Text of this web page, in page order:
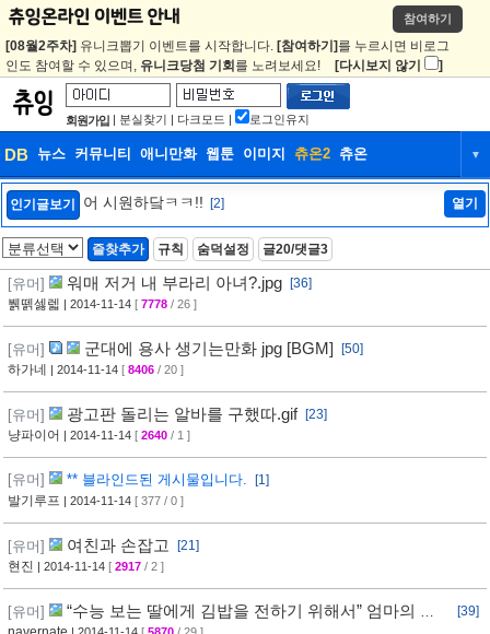
참여하기
[08월2주차] 유니크뽑기 이벤트를 시작합니다. [참여하기] 를 누르시면 비로그
인도 참여할 수 있으며, 유니크당첨 기회 를 노려보세요! [다시보지 않기 ]
회원가입 | 분실찾기 | 다크모드 | 로그인유지
DB 뉴스 커뮤니티 애니만화 웹툰 이미지 츄온2 츄온 ▼
DB 뉴스 애니만화
웹툰 이미지 츄온2
인기글보기 어 시원하닼ㅋㅋ!! [2] 열기
즐찾추가 규칙 숨덕설정 글20/댓글3
[유머] 워매 저거 내 부라리 아녀?.jpg
[36]
뷁뗅셇렓 | 2014-11-14 [ 7778 / 26 ]
[유머] 군대에 용사 생기는만화 jpg [BGM]
[50]
하가네
| 2014-11-14 [ 8406 / 20 ]
[유머] 광고판 돌리는 알바를 구했따.gif
[23]
냥파이어 | 2014-11-14 [ 2640 / 1 ]
[유머] ** 블라인드된 게시물입니다.
[1]
발기루프 | 2014-11-14 [ 377 / 0 ]
[유머] 여친과 손잡고
[21]
현진 | 2014-11-14 [ 2917 / 2 ]
[유머]
“수능 보는 딸에게 김밥을 전하기 위해서” 엄마의 사
[39]